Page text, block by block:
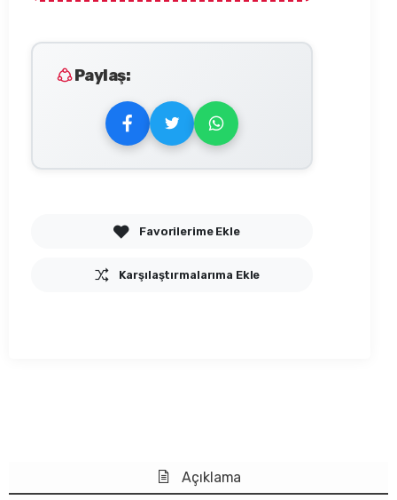
Paylaş:
Favorilerime Ekle
Karşılaştırmalarıma Ekle
Açıklama